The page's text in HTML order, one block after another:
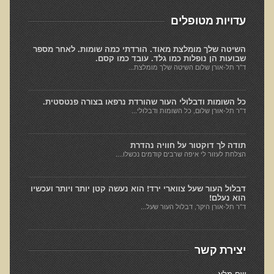
חקר יוחסין חוצה דורות MTTG
דיטוקסיפיקציה של הנפש EMDR
EMDR BSP MTTG
הארגון הישראלי לרפואת שיניים פונקציונאלית
תסמונת הנוירון הוקסי
מחקרים וספרות מדעית
רפואת שיניים ללא כספית ואמלגם
גולשים ממליצים
צור קשר
הסמכה
סדנאות מעמיקות להסמכה
טיהור רעלים
שאלות ותשובות מסדנת טיהור רעלים
עדויות מטופלים
השיטה שלך מומלצת מאוד. הורדתי כמה שומות. לאחר מספר
שבועות הן נופלות כמו גלד. עובד כמו קסם.
ד"ר תל-אורן שלום השיטה שלך מומלצת...
כל השומות ודבלולי העור שהורדת נרפאו בצורה פנטסטית.
ד"ר תל-אורן שלום, כל השומות ודבלולי...
תודה לך דוקטור על חוויה נהדרת
הצלחת לעזור לי איפה שרבים קודמים נכשלו....
דבלול העור שעל צווארי ירד! הוא נעשה קטן יותר ויותר ועכשיו
הוא נעלם!
ד"ר תל-אורן היקר, דבלול העור שעל...
יצירת קשר